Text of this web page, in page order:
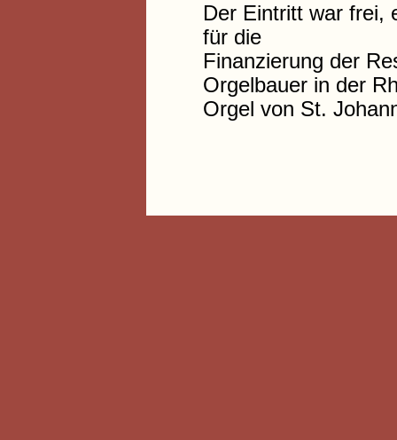
Der Eintritt war frei,
für die
Finanzierung der
Orgelbauer in der
Orgel von St.